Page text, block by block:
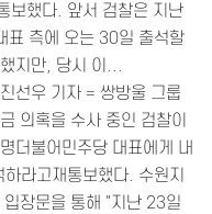
보했다. 앞서 검찰은 지난
표 측에 오는 30일 출석할
지만, 당시 이...
선우 기자 = 쌍방울 그룹
의혹을 수사 중인 검찰이
더불어민주당 대표에게 내
라고재통보했다. 수원지
입장문을 통해 "지난 23일